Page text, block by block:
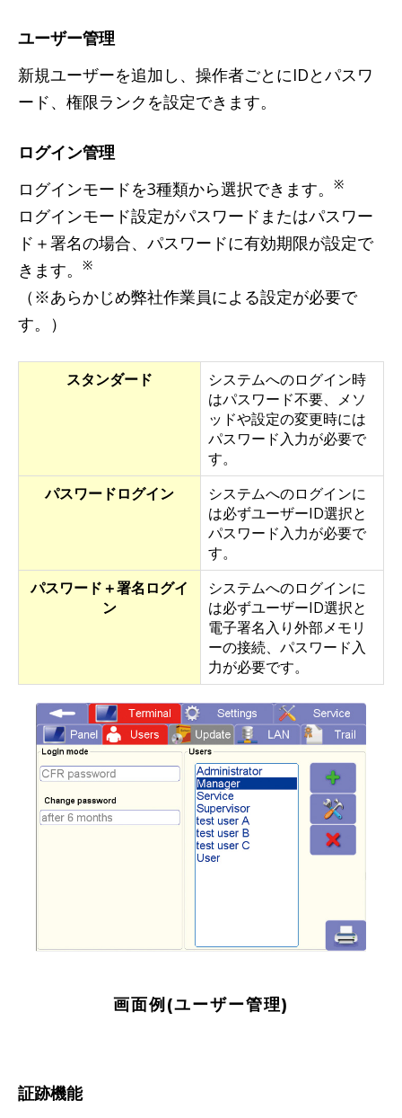
ユーザー管理
新規ユーザーを追加し、操作者ごとにIDとパスワ
ード、権限ランクを設定できます。
ログイン管理
ログインモードを3種類から選択できます。 ※
ログインモード設定がパスワードまたはパスワー
ド＋署名の場合、パスワードに有効期限が設定で
きます。
※
（※あらかじめ弊社作業員による設定が必要で
す。）
スタンダード
システムへのログイン時
はパスワード不要、メソ
ッドや設定の変更時には
パスワード入力が必要で
す。
パスワードログイン
システムへのログインに
は必ずユーザーID選択と
パスワード入力が必要で
す。
パスワード＋署名ログイ
ン
システムへのログインに
は必ずユーザーID選択と
電子署名入り外部メモリ
ーの接続、パスワード入
力が必要です。
画面例(ユーザー管理)
証跡機能